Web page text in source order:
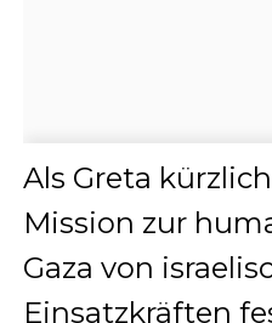
Als Greta
Mission zur
Gaza von
Einsatzkräften